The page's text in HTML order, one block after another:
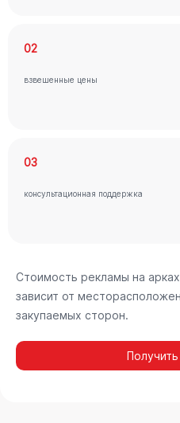
02
взвешенные цены
03
консультационная поддержка
Стоимость рекламы на
зависит от
закупаемых сторон.